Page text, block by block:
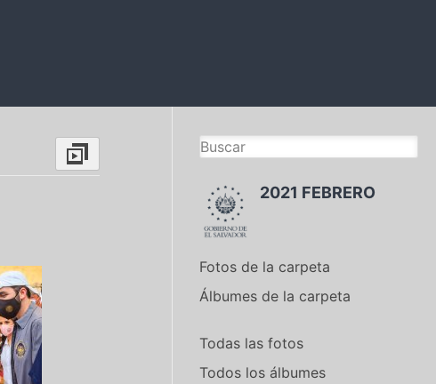
2021 FEBRERO
Fotos de la carpeta
Álbumes de la carpeta
Todas las fotos
Todos los álbumes